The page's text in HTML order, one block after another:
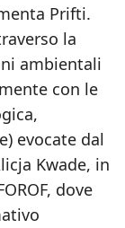
Prifti.
la
ambientali
con le
evocate dal
Kwade, in
dove